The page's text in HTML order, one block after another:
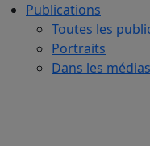
Publications
Toutes les
Portraits
Dans les médias